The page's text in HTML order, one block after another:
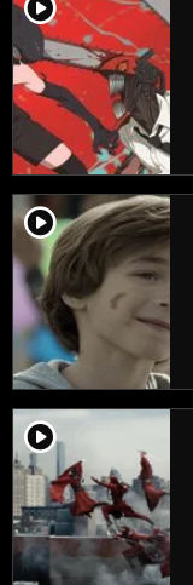
player2
player2